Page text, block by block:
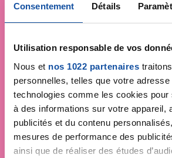
Consentement Détails
Utilisation responsable de vos
Nous et nos 1022 partenaires
personnelles, telles que votre adresse
technologies comme les cookies
à des informations sur votre appareil,
publicités et du contenu
mesures de performance des
ainsi que de réaliser des études